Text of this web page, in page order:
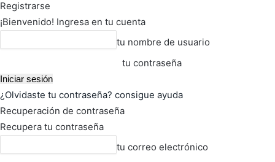
Registrarse
¡Bienvenido! Ingresa en tu cuenta
tu nombre de usuario
tu contraseña
¿Olvidaste tu contraseña? consigue ayuda
Recuperación de contraseña
Recupera tu contraseña
tu correo electrónico